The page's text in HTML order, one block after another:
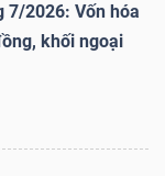
7/2026: Vốn hóa
khối ngoại